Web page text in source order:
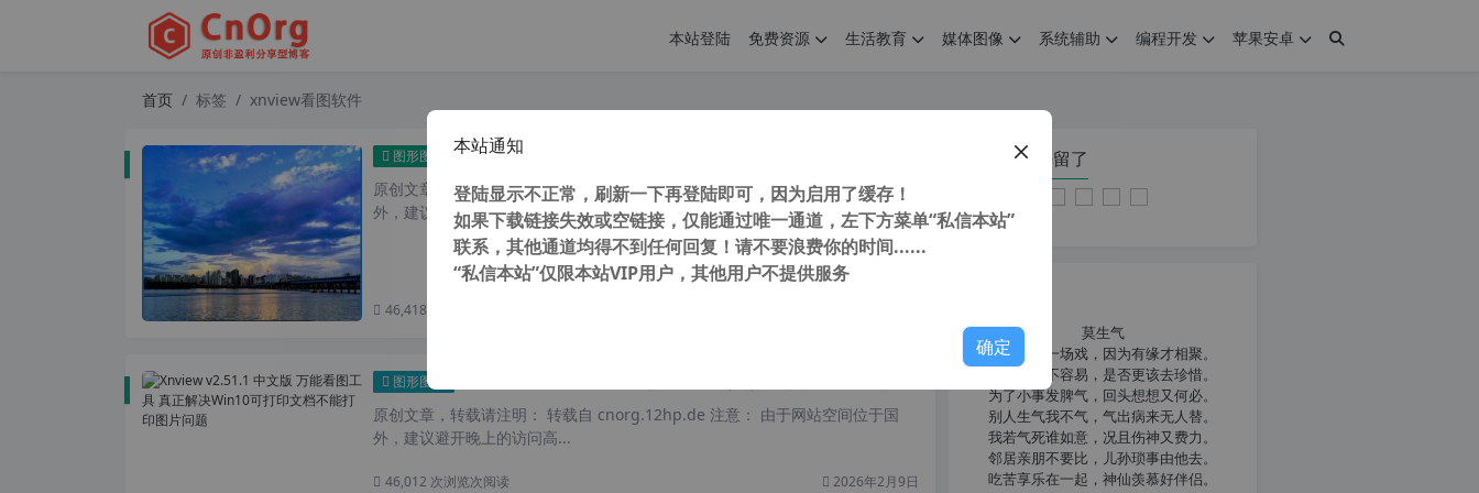
本站登陆 免费资源 生活教育 媒体图像 系统辅助 编程开发 苹果安卓
首页 标签 xnview看图软件
图形图像 Honeyview v5.50 蜂蜜浏览器 简单好用看图软件 真正解决 Win10可打印文档不能打印图片问题
原创文章，转载请注明： 转载自cnorg.12hp.de 注意：由于网站空间位于国
外，建议避开晚上的访问高峰期...
46,418 次浏览
图形图像
原创文章，转载请注明： 转载自 cnorg.12hp.de 注意： 由于网站空间位于国
外，建议避开晚上的访问高...
46,012 次浏览次阅读 2026年2月9日
您在本页停留了
莫生气
人生就像一场戏，因为有缘才相聚。
相扶到老不容易，是否更该去珍惜。
为了小事发脾气，回头想想又何必。
别人生气我不气，气出病来无人替。
我若气死谁如意，况且伤神又费力。
邻居亲朋不要比，儿孙琐事由他去。
吃苦享乐在一起，神仙羡慕好伴侣。
本站通知
登陆显示不正常，刷新一下再登陆即可，因为启用了缓存！
如果下载链接失效或空链接，仅能通过唯一通道，左下方菜单“私信本站”
联系，其他通道均得不到任何回复！请不要浪费你的时间......
“私信本站”仅限本站VIP用户，其他用户不提供服务
确定